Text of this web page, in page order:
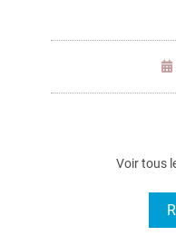
Voir tous